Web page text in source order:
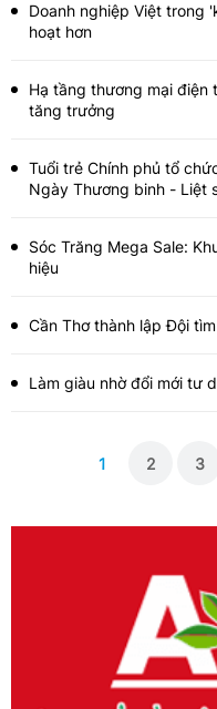
Doanh nghiệp Việt trong
hoạt hơn
Hạ tầng thương mại điện
tăng trưởng
Tuổi trẻ Chính phủ tổ
Ngày Thương binh - Liệt
Sóc Trăng Mega Sale:
hiệu
Cần Thơ thành lập Đội
Làm giàu nhờ đổi mới tư
1 2 3